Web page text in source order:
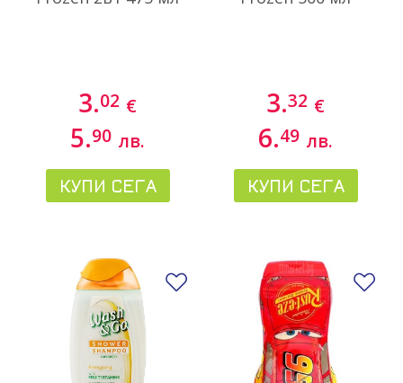
3.02 €
5.90 лв.
КУПИ СЕГА
3.32 €
6.49 лв.
КУПИ СЕГА
Добави в любими